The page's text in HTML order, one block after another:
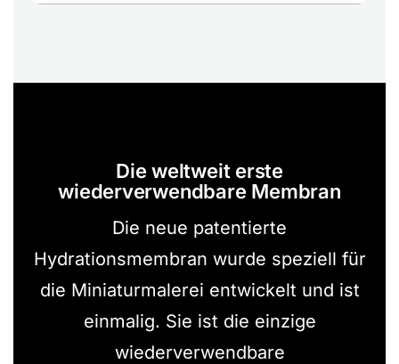
Die weltweit erste
wiederverwendbare Membran
Die neue patentierte
Hydrationsmembran wurde speziell für
die Miniaturmalerei entwickelt und ist
einmalig. Sie ist die einzige
wiederverwendbare